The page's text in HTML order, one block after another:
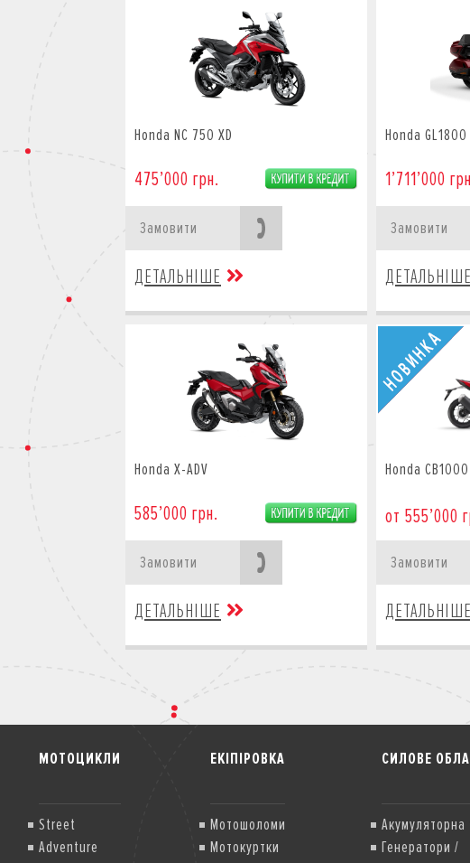
Honda NC 750 XD
475’000 грн.
Замовити
ДЕТАЛЬНІШЕ
Honda
1’711’000
Замовити
ДЕТАЛЬНІШЕ
Honda X-ADV
585’000 грн.
Замовити
ДЕТАЛЬНІШЕ
Honda
от 555’000
Замовити
ДЕТАЛЬНІШЕ
МОТОЦИКЛИ
Street
Adventure
ЕКІПІРОВКА
Мотошоломи
Мотокуртки
СИЛОВЕ
Акумуляторна
Генератори /